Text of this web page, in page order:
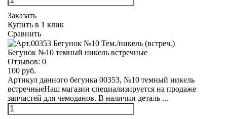
Заказать
Купить в 1 клик
Сравнить
Бегунок №10 темный никель встречные
Отзывов: 0
100 руб.
Артикул данного бегунка 00353, №10 темный никель
встречныеНаш магазин специализируется на продаже
запчастей для чемоданов. В наличии деталь ...